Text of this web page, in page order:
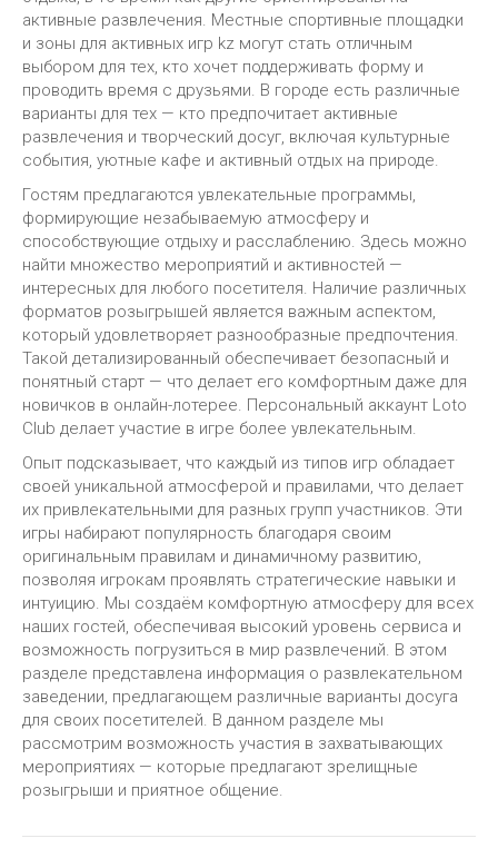
активные развлечения. Местные спортивные площадки
и зоны для активных игр kz могут стать отличным
выбором для тех, кто хочет поддерживать форму и
проводить время с друзьями. В городе есть различные
варианты для тех — кто предпочитает активные
развлечения и творческий досуг, включая культурные
события, уютные кафе и активный отдых на природе.
Гостям предлагаются увлекательные программы,
формирующие незабываемую атмосферу и
способствующие отдыху и расслаблению. Здесь можно
найти множество мероприятий и активностей —
интересных для любого посетителя. Наличие различных
форматов розыгрышей является важным аспектом,
который удовлетворяет разнообразные предпочтения.
Такой детализированный обеспечивает безопасный и
понятный старт — что делает его комфортным даже для
новичков в онлайн-лотерее. Персональный аккаунт Loto
Club делает участие в игре более увлекательным.
Опыт подсказывает, что каждый из типов игр обладает
своей уникальной атмосферой и правилами, что делает
их привлекательными для разных групп участников. Эти
игры набирают популярность благодаря своим
оригинальным правилам и динамичному развитию,
позволяя игрокам проявлять стратегические навыки и
интуицию. Мы создаём комфортную атмосферу для всех
наших гостей, обеспечивая высокий уровень сервиса и
возможность погрузиться в мир развлечений. В этом
разделе представлена информация о развлекательном
заведении, предлагающем различные варианты досуга
для своих посетителей. В данном разделе мы
рассмотрим возможность участия в захватывающих
мероприятиях — которые предлагают зрелищные
розыгрыши и приятное общение.